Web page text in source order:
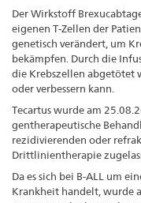
Der Wirkstoff
eigenen T-Zellen der
genetisch verändert, um
bekämpfen. Durch die
die Krebszellen abgetötet
oder verbessern kann.
Tecartus wurde am
gentherapeutische
rezidivierenden oder
Drittlinientherapie
Da es sich bei B-ALL um
Krankheit handelt, wurde